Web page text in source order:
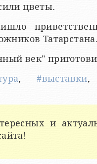
цветы.
Татарстана.
век"
,#выставки
и